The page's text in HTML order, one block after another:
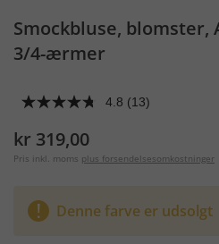
Smockbluse, blomster,
3/4-ærmer
4.8 (13)
kr 319,00
Pris inkl. moms plus forsendelsesomkostninger
Denne farve er udsolgt